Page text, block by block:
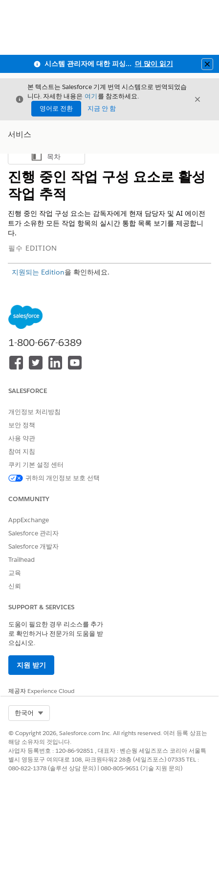
시스템 관리자에 대한 피싱 방지 MFA 및 전 직원사용자 MFA 적용 안내 더 많이 읽기
닫기
본 텍스트는 Salesforce 기계 번역 시스템으로 번역되었습
니다. 자세한 내용은 여기 를 참조하세요.
영어로 전환
지금 안 함
닫기
서비스
목차 표시
목차
진행 중인 작업 구성 요소로 활성
작업 추적
진행 중인 작업 구성 요소는 감독자에게 현재 담당자 및 AI 에이전
트가 소유한 모든 작업 항목의 실시간 통합 목록 보기를 제공합니
다.
필수 EDITION
지원되는 Edition을 확인하세요.
Lightning 페이지 사용자 정의:
Service V2용 Command
Center에 액세스:
조직에 고급 옴니채널이 활성화되어 있는지 확인합니다. 대화를 모
니터링하려면 감독자 설정에서 대화 모니터링을 활성화합니다.
Lightning 앱 빌더
기존 Service V2용 Command Center Flexipage를 복제하거
왼쪽 구성 요소 패널에서
이아웃으로 끌어옵니다.
오른쪽의 구성 패널에서 구성 요소를 사용자 정의합니다.
열:
서비스 또는 세일즈 보기를 시작점으로 선택합니다. 원
하는 경우 표시되는 열을 추가, 제거 및 다시 정렬합니다. 사
를 참조하십시오.
다. 관리자는 모든 활성 화면 플로 또는 기본 구성 요소 작업
중에서 선택할 수 있습니다. 자세한 내용은 옴니 감독자에서
기본 작업 표시
저장하기
실시간 작업 모니터링 및 관리
링, 직접 중재할 수 있습니다.
널, 서비스 담당자별로 행을 필터링합니다. 필터는 목록 테이블
위에 이동 가능한 필로 표시됩니다. 사람 및 AI 작업 토글 필터
격리합니다.
대량 작업을 실행하려면 행 확인란을 사용하여 하나 이상의 작
거합니다.
레코드의 플래그 열을 클릭하여 내부 음소거 메시지 및 하위
활성 플래그를 봅니다.
모니터를 클릭하여 라이브 음성 또는 메시징 대화 내용을 엽
니다. 사례 개체의 경우 모니터가 새 탭에서 사례를 엽니다.
AI-에이전트 할당의 경우 작업 메뉴를 사용하여 활성 작업
항목을 수동으로 인사 서비스 담당자에게 전송합니다.
1-800-667-6389
SALESFORCE
개인정보 처리방침
보안 정책
사용 약관
참여 지침
쿠키 기본 설정 센터
귀하의 개인정보 보호 선택
COMMUNITY
AppExchange
Salesforce 관리자
Salesforce 개발자
Trailhead
교육
신뢰
SUPPORT & SERVICES
도움이 필요한 경우 리소스를 추가
로 확인하거나 전문가의 도움을 받
으십시오.
지원 받기
제공자 Experience Cloud
한국어
© Copyright 2026, Salesforce.com Inc. All rights reserved. 여러 등록 상표는
해당 소유자의 것입니다.
사업자 등록번호 : 120-86-92851 , 대표자 : 벤슨웡 세일즈포스 코리아 서울특
별시 영등포구 여의대로 108, 파크원타워2 28층 (세일즈포스) 07335 TEL :
080-822-1378 (솔루션 상담 문의) | 080-805-9651 (기술 지원 문의)